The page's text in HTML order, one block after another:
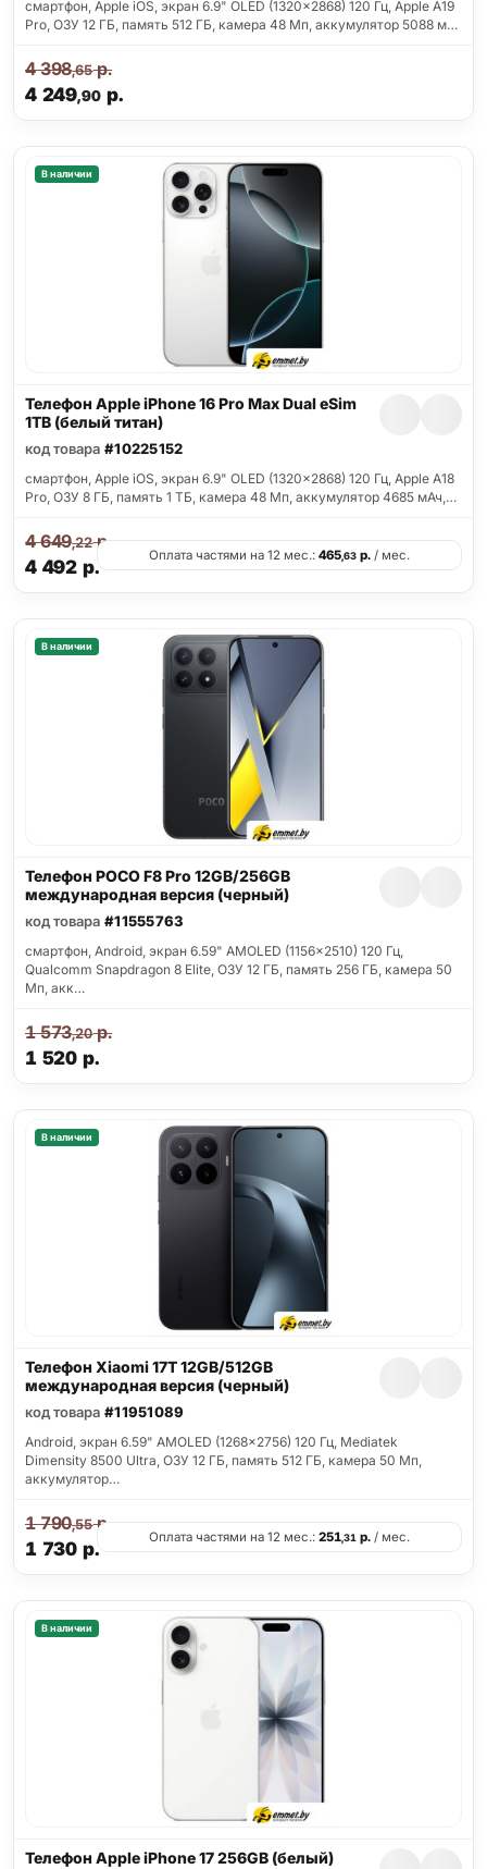
смартфон, Apple iOS, экран 6.9" OLED (1320x2868) 120 Гц, Apple A19
Pro, ОЗУ 12 ГБ, память 512 ГБ, камера 48 Мп, аккумулятор 5088 м…
4 249,90 р.
4 398,65р.
В наличии
Телефон Apple iPhone 16 Pro Max Dual eSim
1TB (белый титан)
код товара #10225152
смартфон, Apple iOS, экран 6.9" OLED (1320x2868) 120 Гц, Apple A18
Pro, ОЗУ 8 ГБ, память 1 ТБ, камера 48 Мп, аккумулятор 4685 мАч,…
4 492 р.
4 649,22р.
Оплата частями на 12 мес.: 465,63 р. / мес.
В наличии
Телефон POCO F8 Pro 12GB/256GB
международная версия (черный)
код товара #11555763
смартфон, Android, экран 6.59" AMOLED (1156x2510) 120 Гц,
Qualcomm Snapdragon 8 Elite, ОЗУ 12 ГБ, память 256 ГБ, камера 50
Мп, акк…
1 520 р.
1 573,20р.
В наличии
Телефон Xiaomi 17T 12GB/512GB
международная версия (черный)
код товара #11951089
Android, экран 6.59" AMOLED (1268x2756) 120 Гц, Mediatek
Dimensity 8500 Ultra, ОЗУ 12 ГБ, память 512 ГБ, камера 50 Мп,
аккумулятор…
1 730 р.
1 790,55р.
Оплата частями на 12 мес.: 251,31 р. / мес.
В наличии
Телефон Apple iPhone 17 256GB (белый)